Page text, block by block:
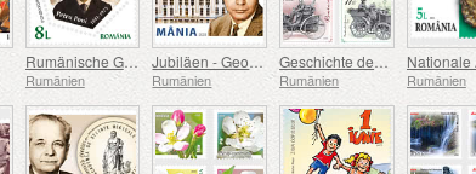
Rumänische Gelehrte
Rumänien
Jubiläen - George Emil Palade Universität für Medizin, Pharmazie, Naturwissenschaften und Technologie von Targu Mures
Rumänien
Geschichte des Automobils (II)
Rumänien Rumänien